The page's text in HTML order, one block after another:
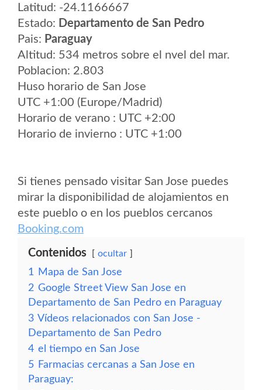
Latitud: -24.1166667
Estado: Departamento de San Pedro
Pais: Paraguay
Altitud: 534 metros sobre el nvel del mar.
Poblacion: 2.803
Huso horario de San Jose
UTC +1:00 (Europe/Madrid)
Horario de verano : UTC +2:00
Horario de invierno : UTC +1:00
Si tienes pensado visitar San Jose puedes
mirar la disponibilidad de alojamientos en
este pueblo o en los pueblos cercanos
Booking.com
Contenidos ocultar
1
Mapa de San Jose
2 Google Street View San Jose en
Departamento de San Pedro en Paraguay
3 Vídeos relacionados con San Jose -
Departamento de San Pedro
4 el tiempo en San Jose
5 Farmacias cercanas a San Jose en
Paraguay: